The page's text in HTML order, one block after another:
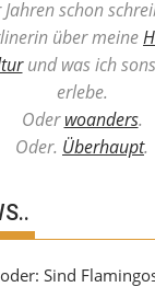
schon
über meine
und was ich
erlebe.
Oderwoanders.
Oder. Überhaupt.
Sind